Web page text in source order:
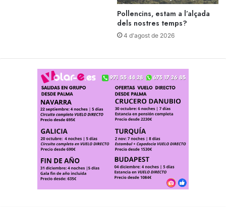
Pollencins, estam a l’alçada
dels nostres temps?
4 d'agost de 2026